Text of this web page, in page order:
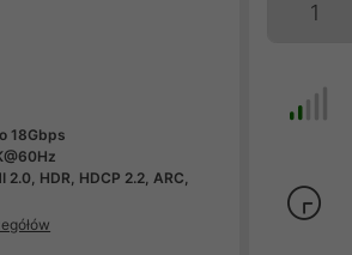
18Gbps
2.0, HDR, HDCP 2.2, ARC,